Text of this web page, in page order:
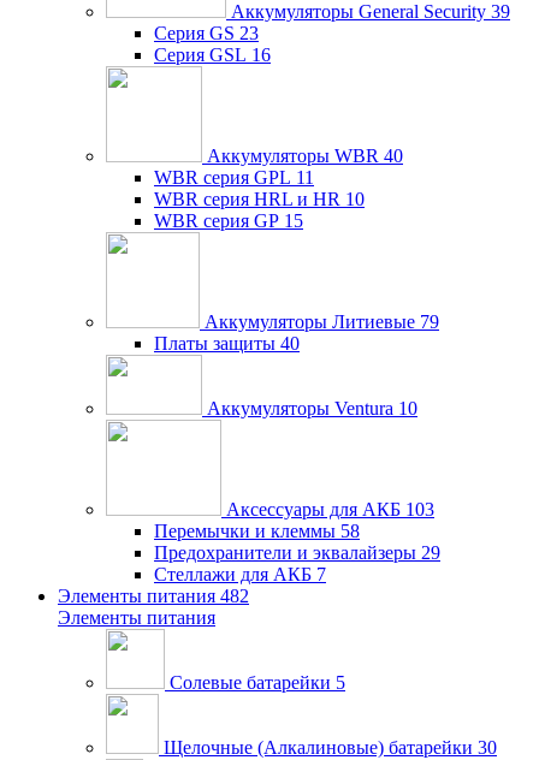
Аккумуляторы General Security 39
Серия GS 23
Серия GSL 16
Аккумуляторы WBR 40
WBR серия GPL 11
WBR серия HRL и HR 10
WBR серия GP 15
Аккумуляторы Литиевые 79
Платы защиты 40
Аккумуляторы Ventura 10
Аксессуары для АКБ 103
Перемычки и клеммы 58
Предохранители и эквалайзеры 29
Стеллажи для АКБ 7
Элементы питания 482
Элементы питания
Солевые батарейки 5
Щелочные (Алкалиновые) батарейки 30